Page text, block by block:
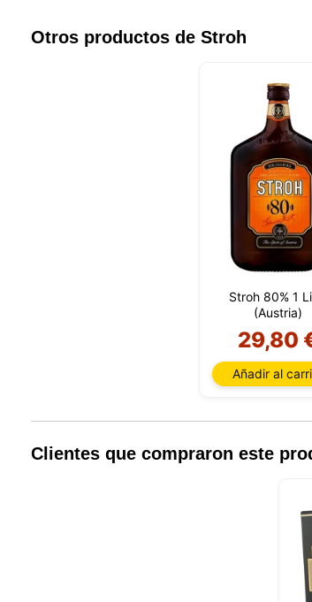
Otros productos de Stroh
Stroh 80% 1
(Austria)
29,80
Añadir al
Clientes que compraron este